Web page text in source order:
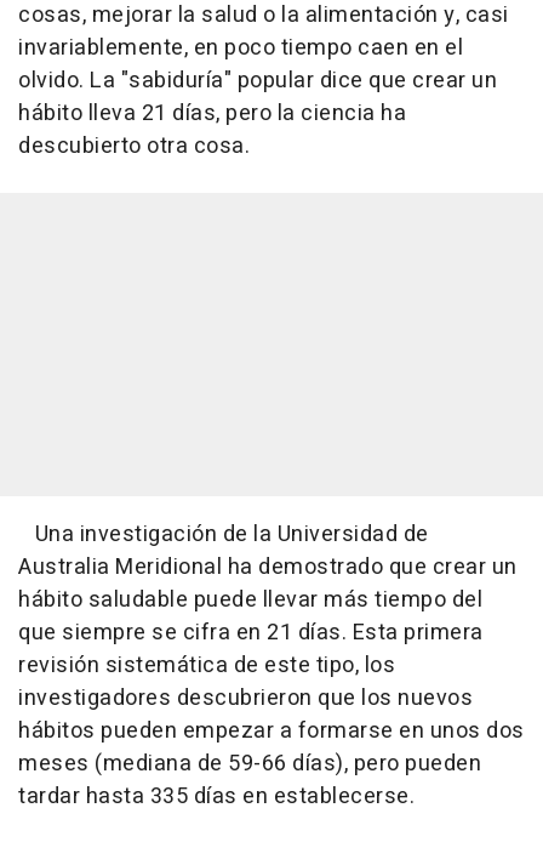
cosas, mejorar la salud o la alimentación y, casi
invariablemente, en poco tiempo caen en el
olvido. La "sabiduría" popular dice que crear un
hábito lleva 21 días, pero la ciencia ha
descubierto otra cosa.
Una investigación de la Universidad de
Australia Meridional ha demostrado que crear un
hábito saludable puede llevar más tiempo del
que siempre se cifra en 21 días. Esta primera
revisión sistemática de este tipo, los
investigadores descubrieron que los nuevos
hábitos pueden empezar a formarse en unos dos
meses (mediana de 59-66 días), pero pueden
tardar hasta 335 días en establecerse.